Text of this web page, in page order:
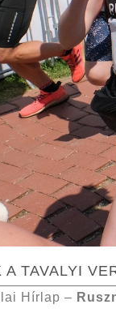
A TAVALYI
Hírlap –